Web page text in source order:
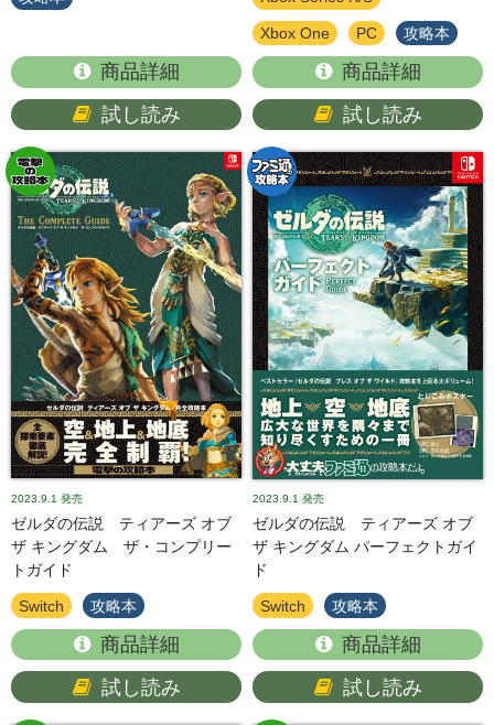
商品詳細
試し読み
Xbox One PC 攻略本
商品詳細
試し読み
2023.9.1 発売
ゼルダの伝説 ティアーズ オブ
ザ キングダム ザ・コンプリー
トガイド
Switch 攻略本
商品詳細
試し読み
2023.9.1 発売
ゼルダの伝説 ティアーズ オブ
ザ キングダム パーフェクトガイ
ド
Switch 攻略本
商品詳細
試し読み